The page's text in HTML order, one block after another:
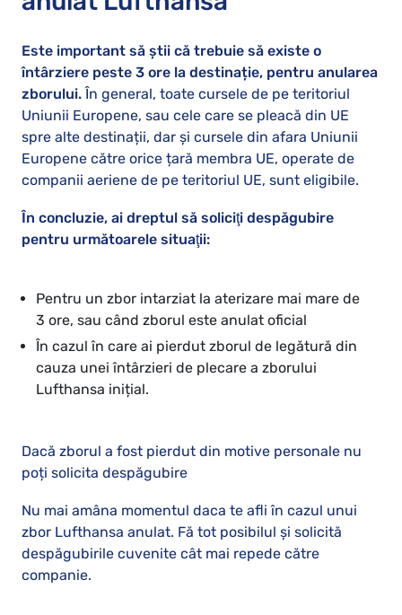
Este important să știi că trebuie să existe o
întârziere peste 3 ore la destinație, pentru anularea
zborului. În general, toate cursele de pe teritoriul
Uniunii Europene, sau cele care se pleacă din UE
spre alte destinații, dar şi cursele din afara Uniunii
Europene către orice țară membra UE, operate de
companii aeriene de pe teritoriul UE, sunt eligibile.
În concluzie, ai dreptul să soliciţi despăgubire
pentru următoarele situaţii:
Pentru un zbor intarziat la aterizare mai mare de
3 ore, sau când zborul este anulat oficial
În cazul în care ai pierdut zborul de legătură din
cauza unei întârzieri de plecare a zborului
Lufthansa inițial.
Dacă zborul a fost pierdut din motive personale nu
poți solicita despăgubire
Nu mai amâna momentul daca te afli în cazul unui
zbor Lufthansa anulat. Fă tot posibilul și solicită
despăgubirile cuvenite cât mai repede către
companie.